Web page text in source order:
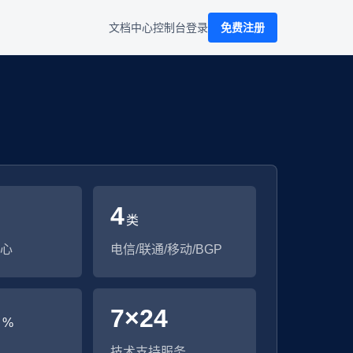
文档中心控制台登录 免费注册
4类
电信/联通/移动/BGP
% 7×24